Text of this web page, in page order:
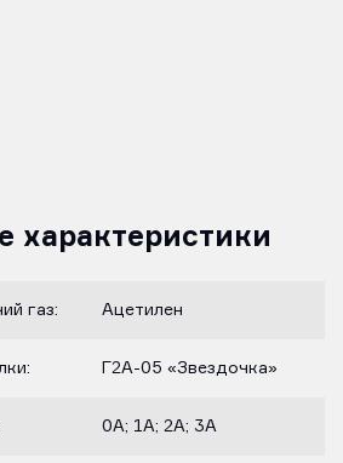
характеристики
газ: Ацетилен
Г2А-05 «Звездочка»
0А; 1А; 2А; 3А